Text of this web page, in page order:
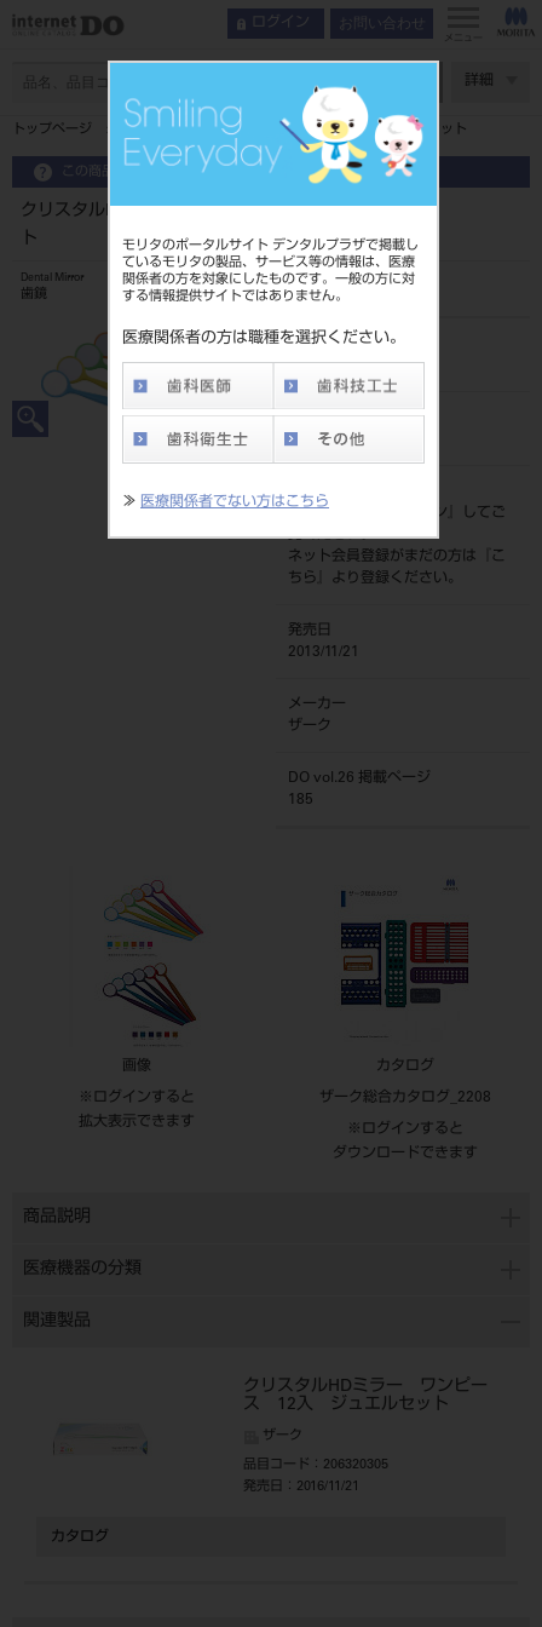
モリタのポータルサイト デンタルプラザで掲載し
ているモリタの製品、サービス等の情報は、医療
関係者の方を対象にしたものです。一般の方に対
する情報提供サイトではありません。
医療関係者の方は職種を選択ください。
≫ 医療関係者でない方はこちら
ログイン お問い合わせ
メニュー
詳細
トップページ クリスタルHDミラー ワンピース 12入 ネオンセット
この商品に関するお問い合わせ
クリスタルHDミラー ワンピース 12入 ネオンセッ
ト
Dental Mirror
歯鏡
品目コード
206320304
JAN/EANコード
4560266534634
標準価格
価格の確認は『
ログイン
』してご
覧ください。
ネット会員登録がまだの方は『
こ
ちら
』より登録ください。
発売日
2013/11/21
メーカー
ザーク
DO vol.26 掲載ページ
185
画像
※ログインすると
拡大表示できます
カタログ
ザーク総合カタログ_2208
※ログインすると
ダウンロードできます
商品説明
医療機器の分類
関連製品
クリスタルHDミラー ワンピー
ス 12入 ジュエルセット
ザーク
品目コード ：206320305
発売日
：2016/11/21
カタログ